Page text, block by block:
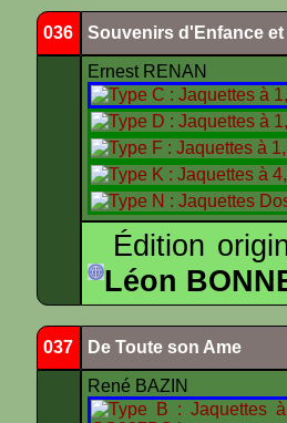
036 Souvenirs d'Enfance
Ernest RENAN
Édition
Léon
037 De Toute son Ame
René BAZIN